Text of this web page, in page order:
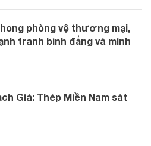
phòng vệ thương mại,
tranh bình đẳng và minh
Giá: Thép Miền Nam sát